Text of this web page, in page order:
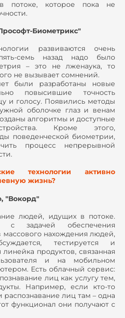
потоке, которое пока не
Биометрикс"
развиваются очень
семь назад надо было
– это не лженаука, то
не вызывает сомнений.
были разработаны новые
повысившие точность
и голосу. Появились методы
оболочке глаз и венам
алгоритмы и доступные
Кроме этого,
поведенческой биометрии,
процесс непрерывной
технологии активно
жизнь?
"Вокорд"
людей, идущих в потоке.
с задачей обеспечения
массового нахождения людей,
тестируется и
линейка продуктов, связанная
и на мобильном
Есть облачный сервис:
лиц как услугу тем,
Например, если кто-то
распознавание лиц там – одна
функционал они получают с